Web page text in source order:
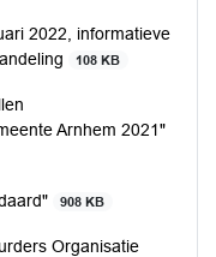
2022, informatieve
108 KB
Arnhem 2021"
908 KB
Organisatie